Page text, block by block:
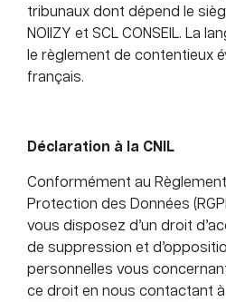
tribunaux dont dépend le
NOIIZY et SCL CONSEIL. La
le règlement de contentieux
français.
Déclaration à la CNIL
Conformément au
Protection des Données
vous disposez d’un droit
de suppression et
personnelles vous
ce droit en nous contactant à